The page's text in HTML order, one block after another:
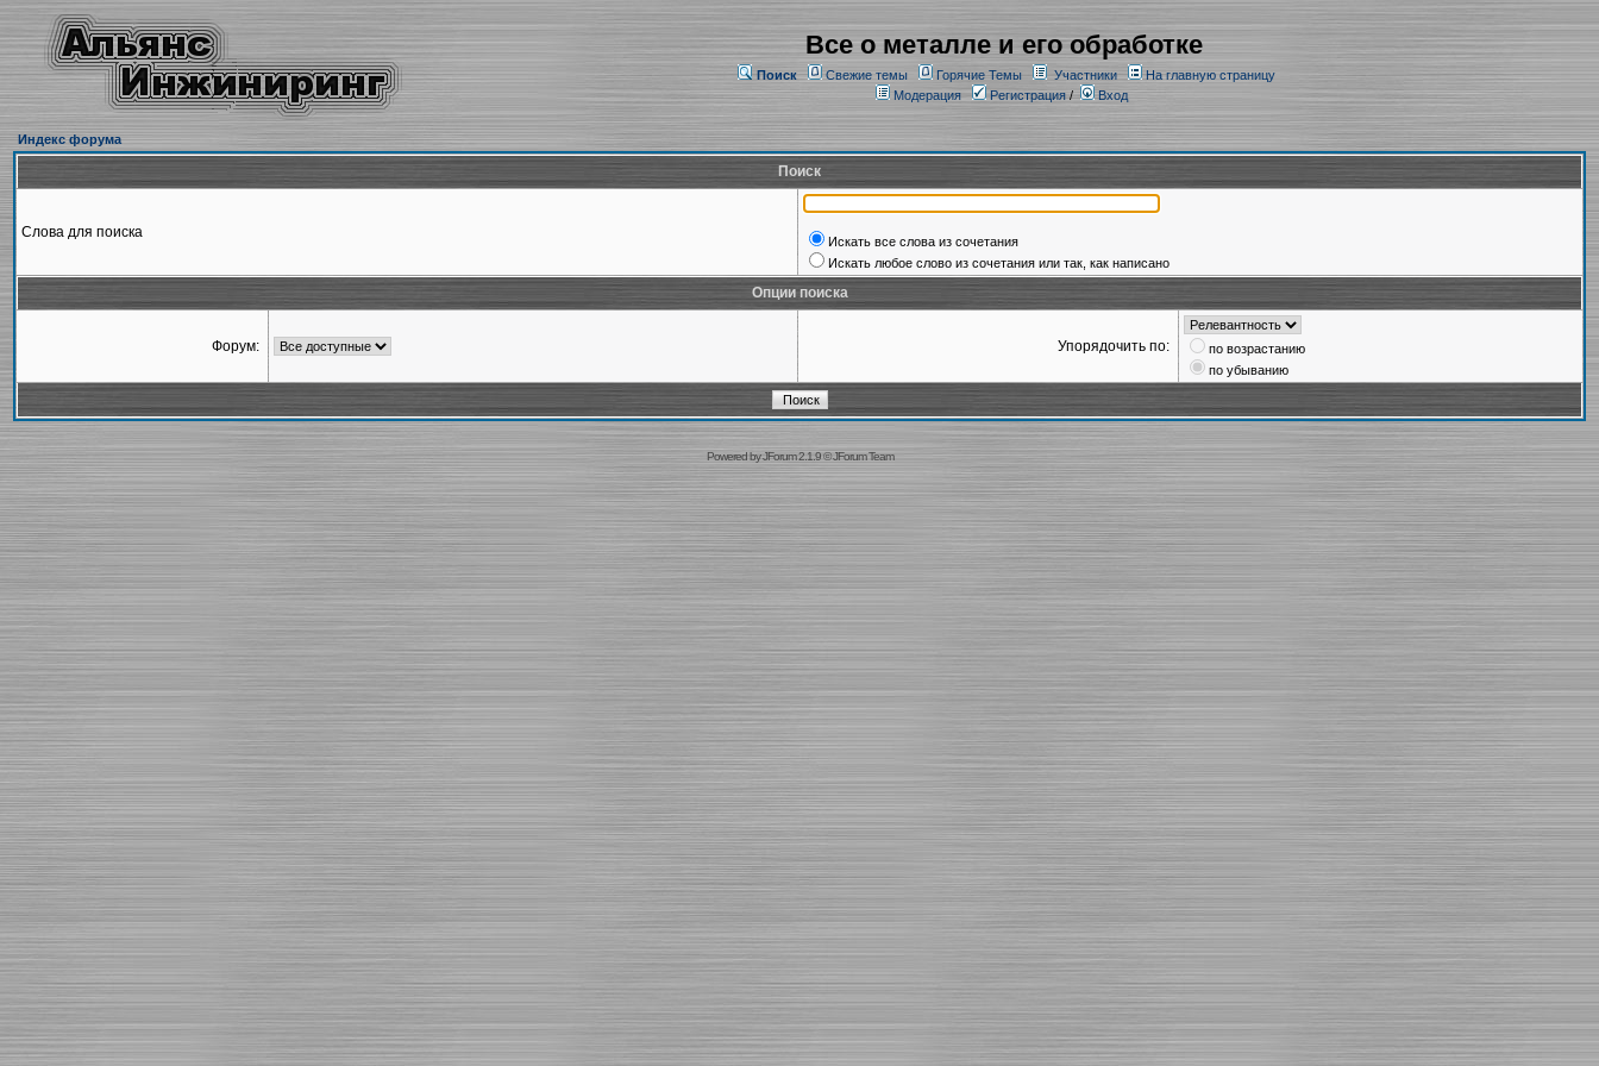
Все о металле и его обработке
Поиск Свежие темы Горячие Темы Участники
На главную страницу
Модерация
Регистрация/ Вход
Индекс форума
Поиск
Слова для поиска
Искать все слова из сочетания
Искать любое слово из сочетания или так, как написано
Опции поиска
Форум: Упорядочить по:
по возрастанию
по убыванию
Powered byJForum 2.1.9©JForum Team